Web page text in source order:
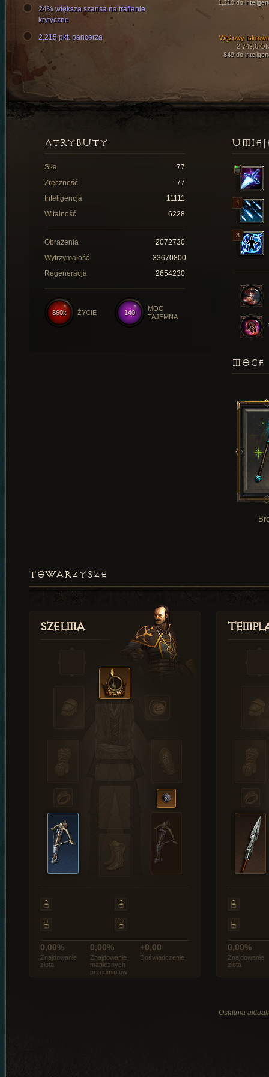
1,210 do
Wężowy
2 749,6
849 do
24% większa szansa na trafienie
krytyczne
2,215 pkt. pancerza
ATRYBUTY
Siła
77
Zręczność
77
Inteligencja
11111
Witalność
6228
Obrażenia
2072730
Wytrzymałość
33670800
Regeneracja
2654230
140
MOC
TAJEMNA
860k ŻYCIE
TOWARZYSZE
Szelma
0,00%
Znajdowanie
złota
0,00%
Znajdowanie
magicznych
przedmiotów
+0,00
Doświadczenie
0,00%
Znajdowanie
złota
Ostatnia